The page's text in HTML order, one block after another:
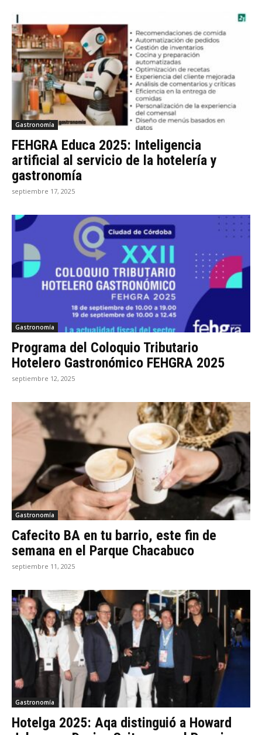
Gastronomía
FEHGRA Educa 2025: Inteligencia
artificial al servicio de la hotelería y
gastronomía
septiembre 17, 2025
Gastronomía
Programa del Coloquio Tributario
Hotelero Gastronómico FEHGRA 2025
septiembre 12, 2025
Gastronomía
Cafecito BA en tu barrio, este fin de
semana en el Parque Chacabuco
septiembre 11, 2025
Gastronomía
Hotelga 2025: Aqa distinguió a Howard